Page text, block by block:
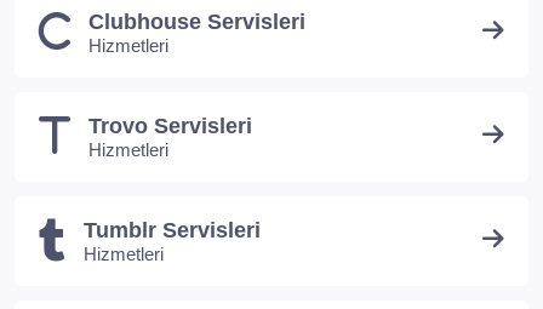
Clubhouse Servisleri
Hizmetleri
Trovo Servisleri
Hizmetleri
Tumblr Servisleri
Hizmetleri